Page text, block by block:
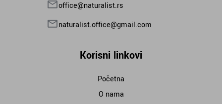
office@naturalist.rs
naturalist.office@gmail.com
Korisni linkovi
Početna
O nama